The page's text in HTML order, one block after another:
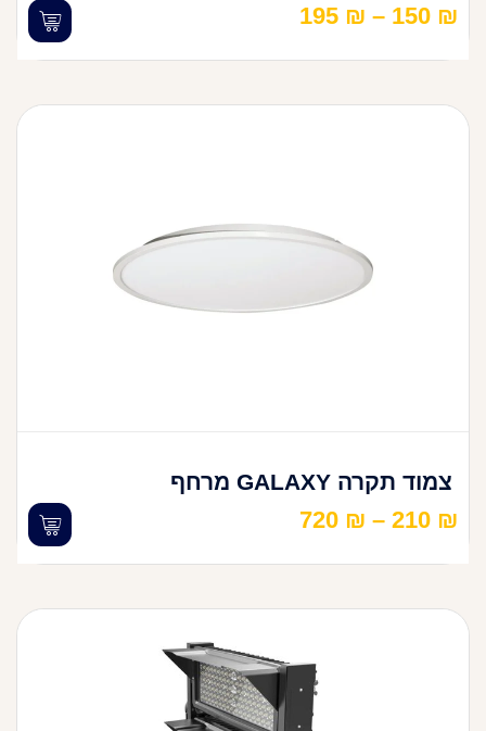
150 ₪
–
195 ₪
צמוד תקרה GALAXY מרחף
210 ₪
–
720 ₪